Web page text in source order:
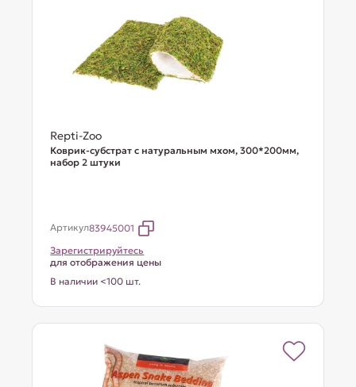
Repti-Zoo
Коврик-субстрат с натуральным мхом, 300*200мм,
набор 2 штуки
Артикул83945001
Зарегистрируйтесь
для отображения цены
В наличии <100 шт.